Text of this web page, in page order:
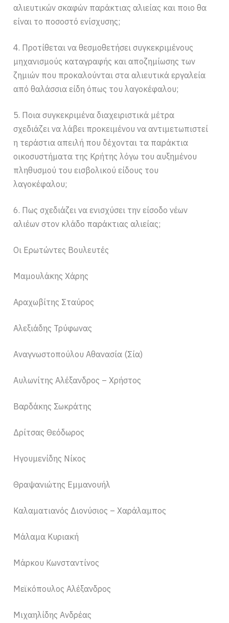
αλιευτικών σκαφών παράκτιας αλιείας και ποιο θα
είναι το ποσοστό ενίσχυσης;
4. Προτίθεται να θεσμοθετήσει συγκεκριμένους
μηχανισμούς καταγραφής και αποζημίωσης των
ζημιών που προκαλούνται στα αλιευτικά εργαλεία
από θαλάσσια είδη όπως του λαγοκέφαλου;
5. Ποια συγκεκριμένα διαχειριστικά μέτρα
σχεδιάζει να λάβει προκειμένου να αντιμετωπιστεί
η τεράστια απειλή που δέχονται τα παράκτια
οικοσυστήματα της Κρήτης λόγω του αυξημένου
πληθυσμού του εισβολικού είδους του
λαγοκέφαλου;
6. Πως σχεδιάζει να ενισχύσει την είσοδο νέων
αλιέων στον κλάδο παράκτιας αλιείας;
Οι Ερωτώντες Βουλευτές
Μαμουλάκης Χάρης
Αραχωβίτης Σταύρος
Αλεξιάδης Τρύφωνας
Αναγνωστοπούλου Αθανασία (Σία)
Αυλωνίτης Αλέξανδρος – Χρήστος
Βαρδάκης Σωκράτης
Δρίτσας Θεόδωρος
Ηγουμενίδης Νίκος
Θραψανιώτης Εμμανουήλ
Καλαματιανός Διονύσιος – Χαράλαμπος
Μάλαμα Κυριακή
Μάρκου Κωνσταντίνος
Μεϊκόπουλος Αλέξανδρος
Μιχαηλίδης Ανδρέας